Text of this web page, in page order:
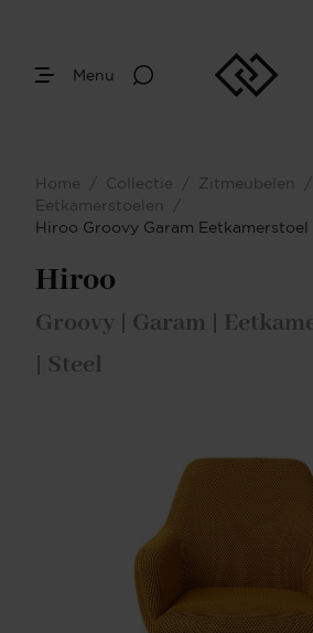
Menu
Home / Collectie / Zitmeubelen
/
Eetkamerstoelen
/
Hiroo Groovy Garam Eetkamerstoel
Hiroo
Groovy | Garam |
| Steel